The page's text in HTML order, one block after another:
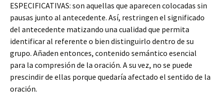
ESPECIFICATIVAS: son aquellas que aparecen colocadas sin
pausas junto al antecedente. Así, restringen el significado
del antecedente matizando una cualidad que permita
identificar al referente o bien distinguirlo dentro de su
grupo. Añaden entonces, contenido semántico esencial
para la compresión de la oración. A su vez, no se puede
prescindir de ellas porque quedaría afectado el sentido de la
oración.